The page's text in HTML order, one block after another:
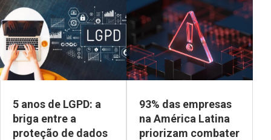
5 anos de LGPD: a
briga entre a
proteção de dados
93% das empresas
na América Latina
priorizam combater